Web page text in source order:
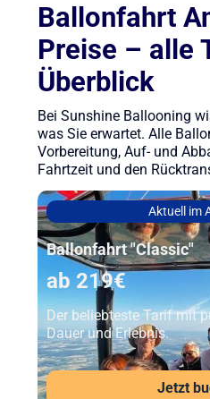
Ballonfahrt
Preise – alle
Überblick
Bei Sunshine Ballooning
was Sie erwartet. Alle
Vorbereitung, Auf- und
Fahrtzeit und den
Aktuell im
Ballonfahrt "Classic"
ab 219€
Der beliebteste Tarif mit
Dauer und Erlebnis.
Jetzt